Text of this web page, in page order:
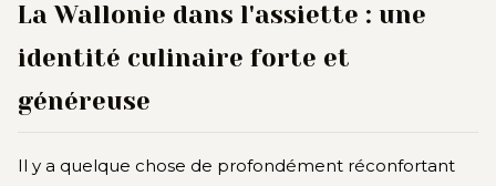
La Wallonie dans l'assiette : une
identité culinaire forte et
généreuse
Il y a quelque chose de profondément réconfortant